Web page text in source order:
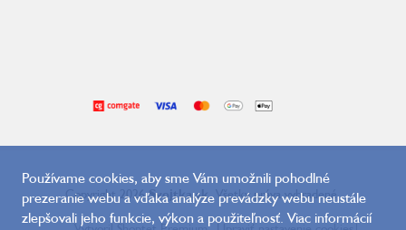
Používame cookies, aby sme Vám umožnili pohodlné
prezeranie webu a vďaka analýze prevádzky webu neustále
zlepšovali jeho funkcie, výkon a použiteľnosť. Viac informácií
Copyright 2026Svojtka.sk. Všetky práva vyhradené.